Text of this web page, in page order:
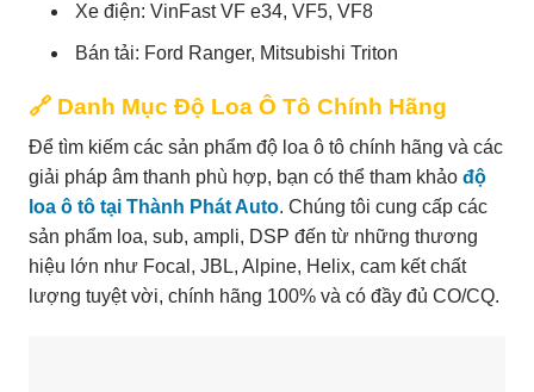
Xe điện: VinFast VF e34, VF5, VF8
Bán tải: Ford Ranger, Mitsubishi Triton
🔗 Danh Mục Độ Loa Ô Tô Chính Hãng
Để tìm kiếm các sản phẩm độ loa ô tô chính hãng và các
giải pháp âm thanh phù hợp, bạn có thể tham khảo độ
loa ô tô tại Thành Phát Auto. Chúng tôi cung cấp các
sản phẩm loa, sub, ampli, DSP đến từ những thương
hiệu lớn như Focal, JBL, Alpine, Helix, cam kết chất
lượng tuyệt vời, chính hãng 100% và có đầy đủ CO/CQ.